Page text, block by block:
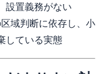
設置義務がない
域判断に依存し、小
している実態